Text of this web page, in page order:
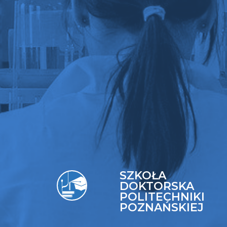
SZKOŁA
DOKTORSKA
POLITECHNIKI
POZNAŃSKIEJ